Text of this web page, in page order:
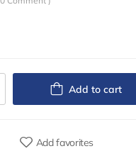
Add to cart
Add favorites